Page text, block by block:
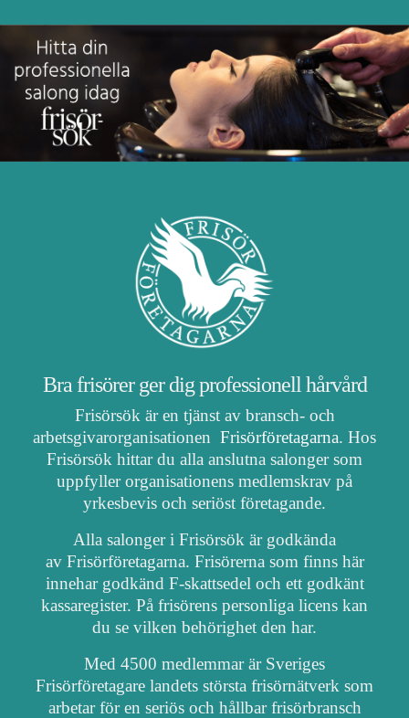
Bra frisörer ger dig professionell hårvård
Frisörsök är en tjänst av bransch- och
arbetsgivarorganisationen Frisörföretagarna. Hos
Frisörsök hittar du alla anslutna salonger som
uppfyller organisationens medlemskrav på
yrkesbevis och seriöst företagande.
Alla salonger i Frisörsök är godkända
av Frisörföretagarna. Frisörerna som finns här
innehar godkänd F-skattsedel och ett godkänt
kassaregister. På frisörens personliga licens kan
du se vilken behörighet den har.
Med 4500 medlemmar är Sveriges
Frisörföretagare landets största frisörnätverk som
arbetar för en seriös och hållbar frisörbransch